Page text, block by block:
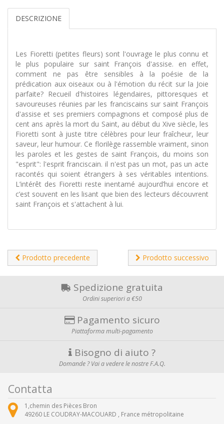
DESCRIZIONE
Les Fioretti (petites fleurs) sont l'ouvrage le plus connu et
le plus populaire sur saint François d'assise. en effet,
comment ne pas être sensibles à la poésie de la
prédication aux oiseaux ou à l'émotion du récit sur la Joie
parfaite? Recueil d'histoires légendaires, pittoresques et
savoureuses réunies par les franciscains sur saint François
d'assise et ses premiers compagnons et composé plus de
cent ans après la mort du Saint, au début du Xive siècle, les
Fioretti sont à juste titre célèbres pour leur fraîcheur, leur
saveur, leur humour. Ce florilège rassemble vraiment, sinon
les paroles et les gestes de saint François, du moins son
"esprit": l'esprit franciscain. il n'est pas un mot, pas un acte
racontés qui soient étrangers à ses véritables intentions.
L’intérêt des Fioretti reste inentamé aujourd’hui encore et
c’est souvent en les lisant que bien des lecteurs découvrent
saint François et s'attachent à lui.
Prodotto precedente Prodotto successivo
Spedizione gratuita
Ordini superiori a €50
Pagamento sicuro
Piattaforma multi-pagamento
Bisogno di aiuto ?
Domande ? Vai a vedere le nostre F.A.Q.
Contatta
1,chemin des Pièces Bron
49260 LE COUDRAY-MACOUARD , France métropolitaine